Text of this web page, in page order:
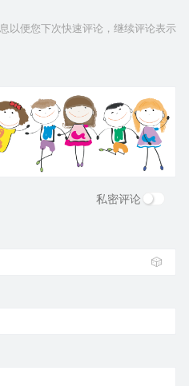
以便您下次快速评论，继续评论表示
私密评论
🎲